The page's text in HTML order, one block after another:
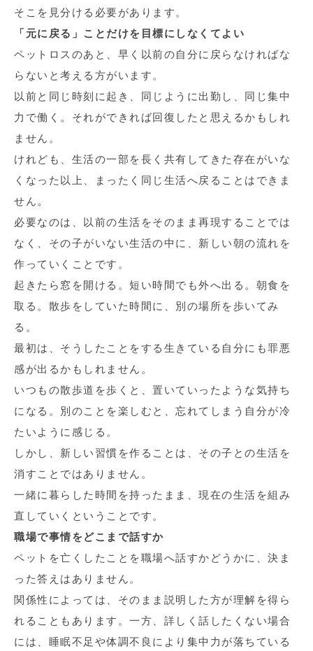
そこを見分ける必要があります。
「元に戻る」ことだけを目標にしなくてよい
ペットロスのあと、早く以前の自分に戻らなければな
らないと考える方がいます。
以前と同じ時刻に起き、同じように出勤し、同じ集中
力で働く。それができれば回復したと思えるかもしれ
ません。
けれども、生活の一部を長く共有してきた存在がいな
くなった以上、まったく同じ生活へ戻ることはできま
せん。
必要なのは、以前の生活をそのまま再現することでは
なく、その子がいない生活の中に、新しい朝の流れを
作っていくことです。
起きたら窓を開ける。短い時間でも外へ出る。朝食を
取る。散歩をしていた時間に、別の場所を歩いてみ
る。
最初は、そうしたことをする生きている自分にも罪悪
感が出るかもしれません。
いつもの散歩道を歩くと、置いていったような気持ち
になる。別のことを楽しむと、忘れてしまう自分が冷
たいように感じる。
しかし、新しい習慣を作ることは、その子との生活を
消すことではありません。
一緒に暮らした時間を持ったまま、現在の生活を組み
直していくということです。
職場で事情をどこまで話すか
ペットを亡くしたことを職場へ話すかどうかに、決ま
った答えはありません。
関係性によっては、そのまま説明した方が理解を得ら
れることもあります。一方、詳しく話したくない場合
には、睡眠不足や体調不良により集中力が落ちている